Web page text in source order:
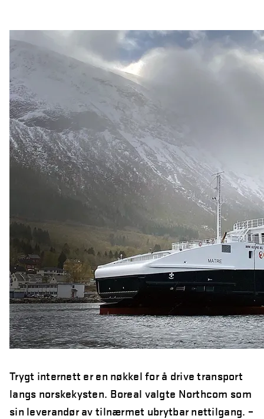
Sepura SC21 kompakt TETRA-radio
Fredrikstad Brann og Redning oppgraderer sitt
kommunikasjonssystem
Namsos Brann og Redning velger nytt
kommunikasjonssystem
Wireless Communication blir Northcom
Nasjonalmuseet innfører Sepura Indoor Location
Application
Trygt internett er en nøkkel for å drive transport
langs norskekysten. Boreal valgte Northcom som
sin leverandør av tilnærmet ubrytbar nettilgang. –